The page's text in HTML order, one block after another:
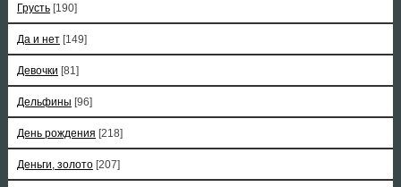
Грусть [190]
Да и нет [149]
Девочки [81]
Дельфины [96]
День рождения [218]
Деньги, золото [207]